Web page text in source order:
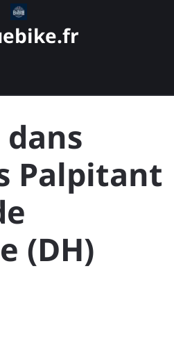
Palpitant
(DH)